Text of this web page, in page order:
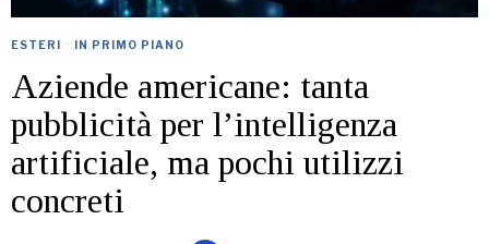
ESTERI · IN PRIMO PIANO
Aziende americane: tanta
pubblicità per l’intelligenza
artificiale, ma pochi utilizzi
concreti